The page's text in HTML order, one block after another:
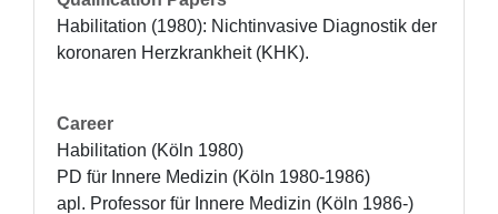
Habilitation (1980): Nichtinvasive Diagnostik der
koronaren Herzkrankheit (KHK).
Career
Habilitation (Köln 1980)
PD für Innere Medizin (Köln 1980-1986)
apl. Professor für Innere Medizin (Köln 1986-)